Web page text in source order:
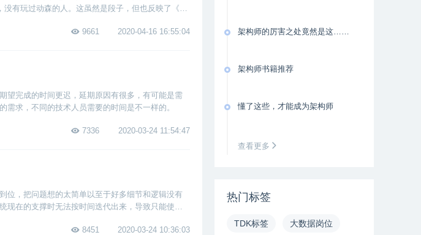
有玩过动森的人。这虽然是段子，但也反映了《动
9661 2020-04-16 16:55:04
望完成的时间更迟，延期原因有很多，有可能是需
求，不同的技术人员需要的时间是不一样的。
7336 2020-03-24 11:54:47
位，把问题想的太简单以至于好多细节和逻辑没有
现在的支撑时无法按时间迭代出来，导致只能使用
8451
2020-03-24 10:36:03
架构师的厉害之处竟然是这……
架构师书籍推荐
懂了这些，才能成为架构师
查看更多
热门标签
TDK标签 大数据岗位